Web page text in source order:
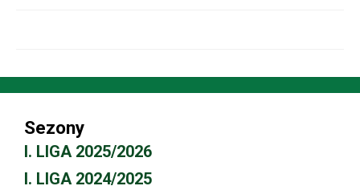
Sezony
I. LIGA 2025/2026
I. LIGA 2024/2025